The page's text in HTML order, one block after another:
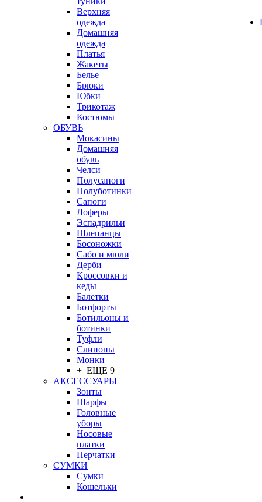
Верхняя
одежда
Домашняя
одежда
Платья
Жакеты
Белье
Брюки
Юбки
Трикотаж
Костюмы
ОБУВЬ
Мокасины
Домашняя
обувь
Челси
Полусапоги
Полуботинки
Сапоги
Лоферы
Эспадрильи
Шлепанцы
Босоножки
Сабо и мюли
Дерби
Кроссовки и
кеды
Балетки
Ботфорты
Ботильоны и
ботинки
Туфли
Слипоны
Монки
+ ЕЩЕ 9
АКСЕССУАРЫ
Зонты
Шарфы
Головные
уборы
Носовые
платки
Перчатки
СУМКИ
Сумки
Кошельки